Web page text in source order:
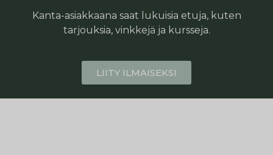
Kanta-asiakkaana saat lukuisia etuja, kuten
tarjouksia, vinkkejä ja kursseja.
LIITY ILMAISEKSI